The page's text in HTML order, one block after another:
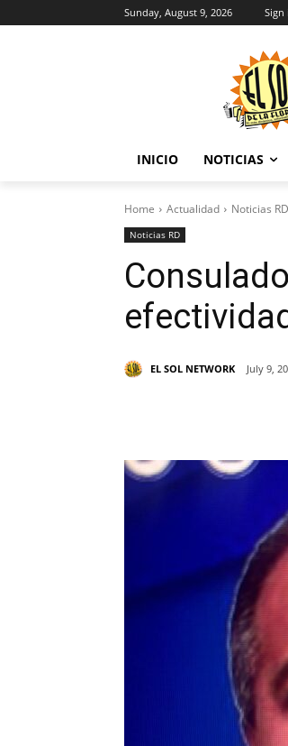
Sunday, August 9, 2026 Sign
INICIO NOTICIAS
Home Actualidad Noticias RD
Noticias RD
EL SOL NETWORK July 9,